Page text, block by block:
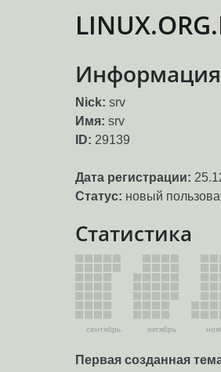
Информация
Nick: srv
Имя: srv
ID: 29139
Дата регистрации:
Статус: новый
Статистика
сентябрь октябрь
Первая созданная